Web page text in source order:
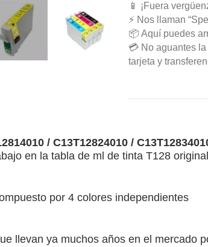
📱 ¡Fuera
⚡ Nos llaman
📦 Aquí puedes
💳 No aguantes
tarjeta y
/ C13T12824010 /
en la tabla de ml de tinta T128
por 4 colores independientes
llevan ya muchos años en el mercado